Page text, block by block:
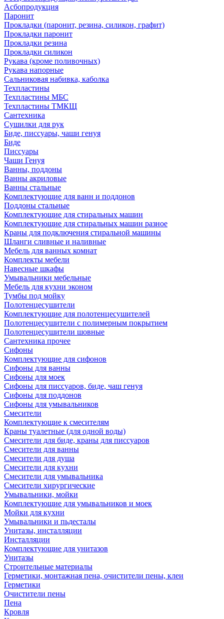
Асбопродукция
Паронит
Прокладки (паронит, резина, силикон, графит)
Прокладки паронит
Прокладки резина
Прокладки силикон
Рукава (кроме поливочных)
Рукава напорные
Сальниковая набивка, каболка
Техпластины
Техпластины МБС
Техпластины ТМКЩ
Сантехника
Сушилки для рук
Биде, писсуары, чаши генуя
Биде
Писсуары
Чаши Генуя
Ванны, поддоны
Ванны акриловые
Ванны стальные
Комплектующие для ванн и поддонов
Поддоны стальные
Комплектующие для стиральных машин
Комплектующие для стиральных машин разное
Краны для подключения стиральной машины
Шланги сливные и наливные
Мебель для ванных комнат
Комплекты мебели
Навесные шкафы
Умывальники мебельные
Мебель для кухни эконом
Тумбы под мойку
Полотенцесушители
Комплектующие для полотенцесушителей
Полотенцесушители с полимерным покрытием
Полотенцесушители шовные
Сантехника прочее
Сифоны
Комплектующие для сифонов
Сифоны для ванны
Сифоны для моек
Сифоны для писсуаров, биде, чаш генуя
Сифоны для поддонов
Сифоны для умывальников
Смесители
Комплектующие к смесителям
Краны туалетные (для одной воды)
Смесители для биде, краны для писсуаров
Смесители для ванны
Смесители для душа
Смесители для кухни
Смесители для умывальника
Смесители хирургические
Умывальники, мойки
Комплектующие для умывальников и моек
Мойки для кухни
Умывальники и пьдесталы
Унитазы, инсталляции
Инсталляции
Комплектующие для унитазов
Унитазы
Строительные материалы
Герметики, монтажная пена, очистители пены, клеи
Герметики
Очистители пены
Пена
Кровля